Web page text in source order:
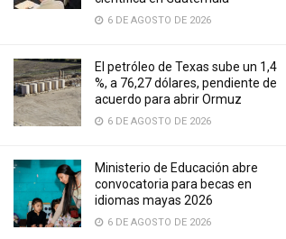
6 DE AGOSTO DE 2026
El petróleo de Texas sube un 1,4
%, a 76,27 dólares, pendiente de
acuerdo para abrir Ormuz
6 DE AGOSTO DE 2026
Ministerio de Educación abre
convocatoria para becas en
idiomas mayas 2026
6 DE AGOSTO DE 2026